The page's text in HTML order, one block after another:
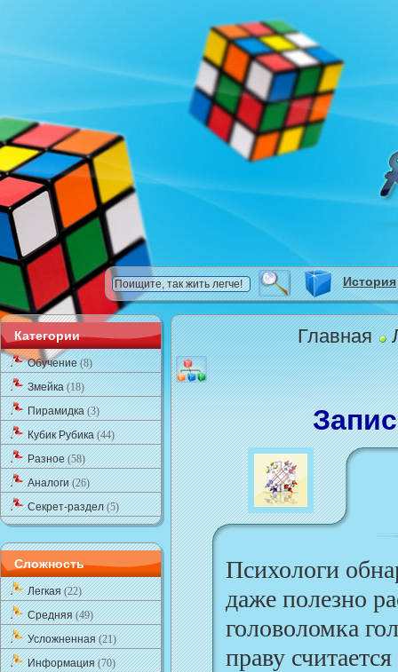
История
Категории
Обучение(8)
Змейка(18)
Пирамидка(3)
Кубик Рубика(44)
Разное(58)
Аналоги(26)
Секрет-раздел(5)
Сложность
Легкая(22)
Средняя(49)
Усложненная(21)
Информация(70)
Главная
Психологи
даже полезно
головоломка
праву